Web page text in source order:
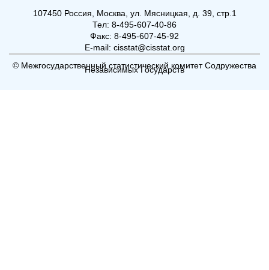
107450 Россия, Москва, ул. Мясницкая, д. 39, стр.1
Тел: 8-495-607-40-86
Факс: 8-495-607-45-92
E-mail: cisstat@cisstat.org
© Межгосударственный статистический комитет Содружества
Независимых Государств